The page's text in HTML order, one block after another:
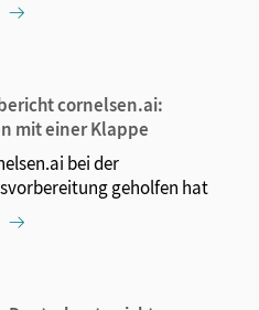
cornelsen.ai:
mit einer Klappe
bei der
geholfen hat